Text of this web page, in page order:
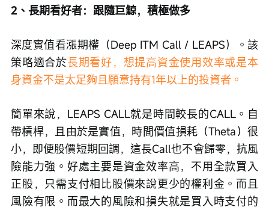
2、長期看好者：跟隨巨鯨，積極做多
深度實值看漲期權（Deep ITM Call / LEAPS）。該
策略適合於長期看好，想提高資金使用效率或是本
身資金不是太足夠且願意持有1年以上的投資者。
簡單來說，LEAPS CALL就是時間較長的CALL。自
帶槓桿，且由於是實值，時間價值損耗（Theta）很
小，即便股價短期回調，這長Call也不會歸零，抗風
險能力強。好處主要是資金效率高，不用全款買入
正股，只需支付相比股價來說更少的權利金。而且
風險有限。而最大的風險和損失就是買入時支付的